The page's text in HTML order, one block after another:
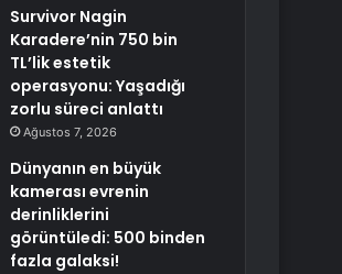
Survivor Nagin
Karadere’nin 750 bin
TL’lik estetik
operasyonu: Yaşadığı
zorlu süreci anlattı
Ağustos 7, 2026
Dünyanın en büyük
kamerası evrenin
derinliklerini
görüntüledi: 500 binden
fazla galaksi!